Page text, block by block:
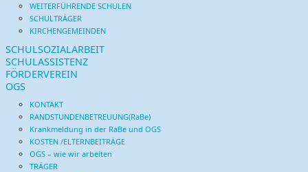
WEITERFÜHRENDE SCHULEN
SCHULTRÄGER
KIRCHENGEMEINDEN
SCHULSOZIALARBEIT
SCHULASSISTENZ
FÖRDERVEREIN
OGS
KONTAKT
RANDSTUNDENBETREUUNG(RaBe)
Krankmeldung in der RaBe und OGS
KOSTEN /ELTERNBEITRÄGE
OGS – wie wir arbeiten
TRÄGER